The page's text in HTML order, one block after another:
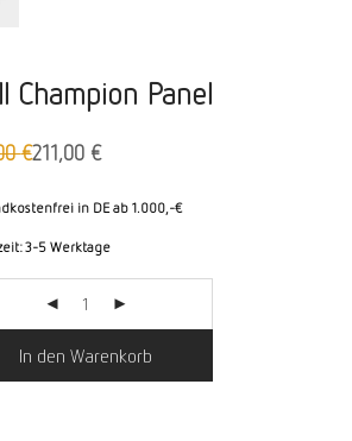
Champion Panel
€211,00 €
in DE ab 1.000,-€
3-5 Werktage
In den Warenkorb